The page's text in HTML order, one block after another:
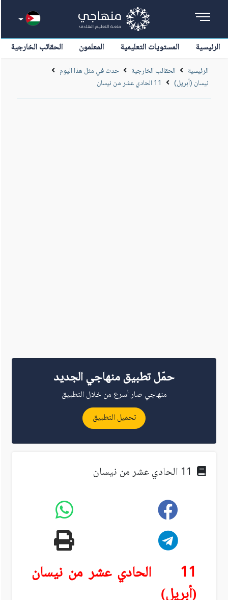
الرئيسية المستويات التعليمية المعلمون الحقائب الخارجية
الرئيسية الحقائب الخارجية
حدث في مثل هذا اليوم
نيسان (أبريل)
11 الحادي عشر من نيسان
حمّل تطبيق منهاجي الجديد
منهاجي صار أسرع من خلال التطبيق
تحميل التطبيق
11 الحادي عشر من نيسان
(أبريل)